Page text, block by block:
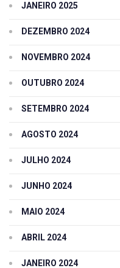
JANEIRO 2025
DEZEMBRO 2024
NOVEMBRO 2024
OUTUBRO 2024
SETEMBRO 2024
AGOSTO 2024
JULHO 2024
JUNHO 2024
MAIO 2024
ABRIL 2024
JANEIRO 2024